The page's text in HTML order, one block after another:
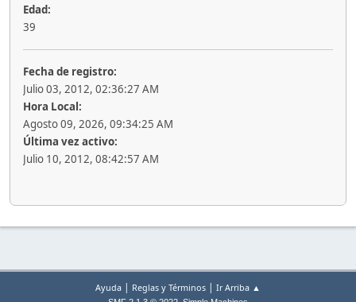
Edad:
39
Fecha de registro:
Julio 03, 2012, 02:36:27 AM
Hora Local:
Agosto 09, 2026, 09:34:25 AM
Última vez activo:
Julio 10, 2012, 08:42:57 AM
Ayuda | Reglas y Términos | Ir Arriba ▲